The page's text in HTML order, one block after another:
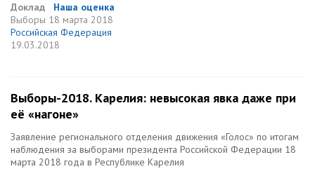
Доклад
Наша оценка
Выборы 18 марта 2018
Российская Федерация
19.03.2018
Выборы-2018. Карелия: невысокая явка даже при
её «нагоне»
Заявление регионального отделения движения «Голос» по итогам
наблюдения за выборами президента Российской Федерации 18
марта 2018 года в Республике Карелия